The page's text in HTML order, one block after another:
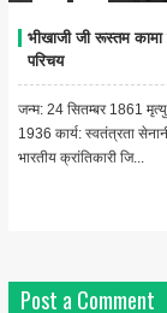
राजा रमन्ना जी का
जन्म: 28 जनवरी, 1925,
कर्नाटक मृत्यु: 24 सितम्बर
महाराष्ट्र कार्यक्...
Post a Comment